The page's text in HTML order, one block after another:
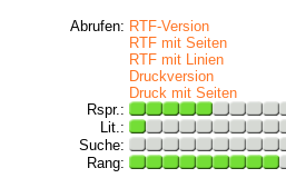
Abrufen: RTF-Version
RTF mit Seiten
RTF mit Linien
Druckversion
Druck mit Seiten
Rspr.:
Lit.:
Suche:
Rang: